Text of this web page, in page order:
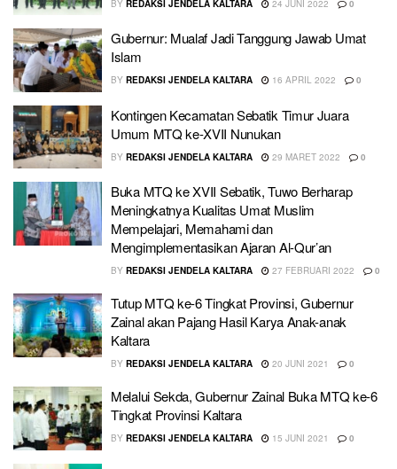
BY REDAKSI JENDELA KALTARA 24 JUNI 2022 0
Gubernur: Mualaf Jadi Tanggung Jawab Umat
Islam
BY REDAKSI JENDELA KALTARA 16 APRIL 2022 0
Kontingen Kecamatan Sebatik Timur Juara
Umum MTQ ke-XVII Nunukan
BY REDAKSI JENDELA KALTARA 29 MARET 2022 0
Buka MTQ ke XVII Sebatik, Tuwo Berharap
Meningkatnya Kualitas Umat Muslim
Mempelajari, Memahami dan
Mengimplementasikan Ajaran Al-Qur’an
BY REDAKSI JENDELA KALTARA 27 FEBRUARI 2022 0
Tutup MTQ ke-6 Tingkat Provinsi, Gubernur
Zainal akan Pajang Hasil Karya Anak-anak
Kaltara
BY REDAKSI JENDELA KALTARA 20 JUNI 2021 0
Melalui Sekda, Gubernur Zainal Buka MTQ ke-6
Tingkat Provinsi Kaltara
BY REDAKSI JENDELA KALTARA 15 JUNI 2021 0